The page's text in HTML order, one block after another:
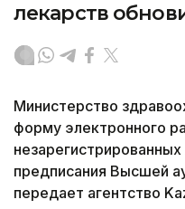
лекарств
Министерство
форму электронного
предписания Высшей
передает агентство